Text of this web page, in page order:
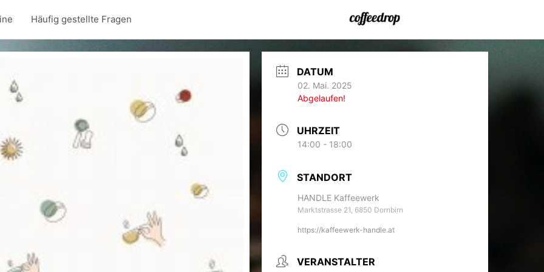
Häufig gestellte Fragen
DATUM
02. Mai. 2025
Abgelaufen!
UHRZEIT
14:00 - 18:00
STANDORT
HANDLE Kaffeewerk
Marktstrasse 21, 6850 Dornbirn
https://kaffeewerk-handle.at
VERANSTALTER